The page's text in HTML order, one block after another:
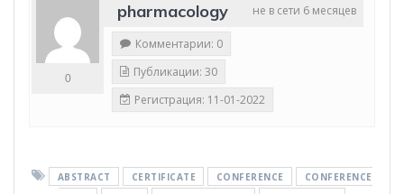
не в сети 6 месяцев
pharmacology
0
Комментарии: 0
Публикации: 30
Регистрация: 11-01-2022
ABSTRACT CERTIFICATE CONFERENCE
CONFERENCE